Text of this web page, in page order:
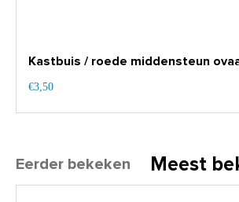
Kastbuis / roede middensteun
€3,50
Eerder bekeken Meest